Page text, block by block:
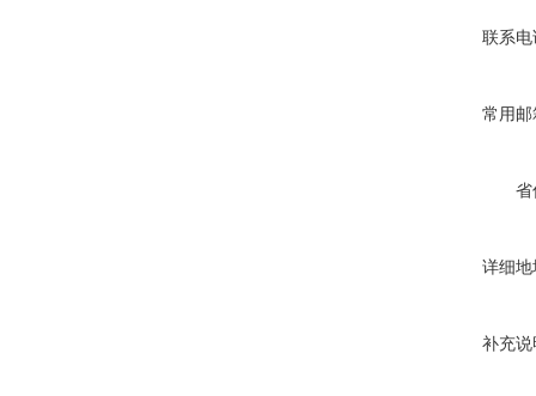
联系电
常用邮
省
详细地
补充说